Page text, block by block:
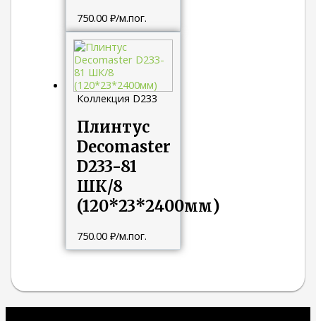
750.00 ₽/м.пог.
Коллекция D233
Плинтус
Decomaster
D233-81
ШК/8
(120*23*2400мм)
750.00 ₽/м.пог.